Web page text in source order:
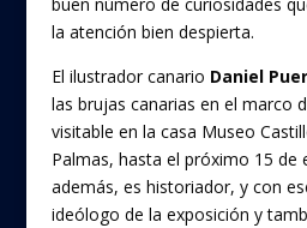
la atención bien despierta.
El ilustrador canario Daniel
las brujas canarias en el marco
visitable en la casa Museo
Palmas, hasta el próximo 15 de
además, es historiador, y con
ideólogo de la exposición y